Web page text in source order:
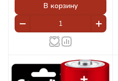
В корзину